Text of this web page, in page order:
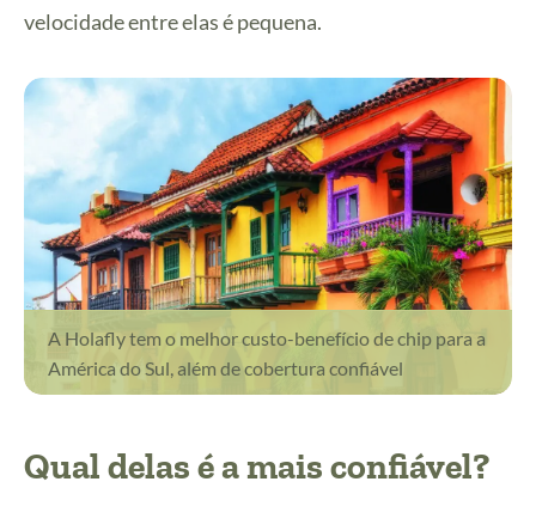
velocidade entre elas é pequena.
A Holafly tem o melhor custo-benefício de chip para a
América do Sul, além de cobertura confiável
Qual delas é a mais confiável?